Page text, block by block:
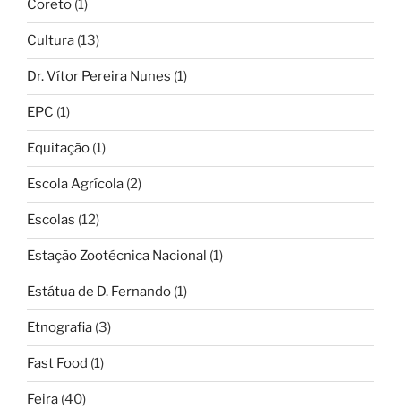
Coreto (1)
Cultura (13)
Dr. Vítor Pereira Nunes (1)
EPC (1)
Equitação (1)
Escola Agrícola (2)
Escolas (12)
Estação Zootécnica Nacional (1)
Estátua de D. Fernando (1)
Etnografia (3)
Fast Food (1)
Feira (40)